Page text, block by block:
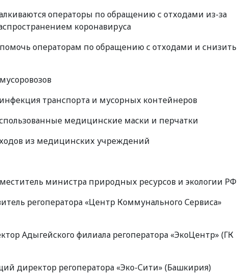
операторы по обращению с отходами из-за
коронавируса
операторам по обращению с отходами и снизить
транспорта и мусорных контейнеров
медицинские маски и перчатки
из медицинских учреждений
министра природных ресурсов и экологии РФ
регоператора «Центр Коммунального Сервиса»
Адыгейского филиала регоператора «ЭкоЦентр» (ГК
директор регоператора «Эко-Сити» (Башкирия)